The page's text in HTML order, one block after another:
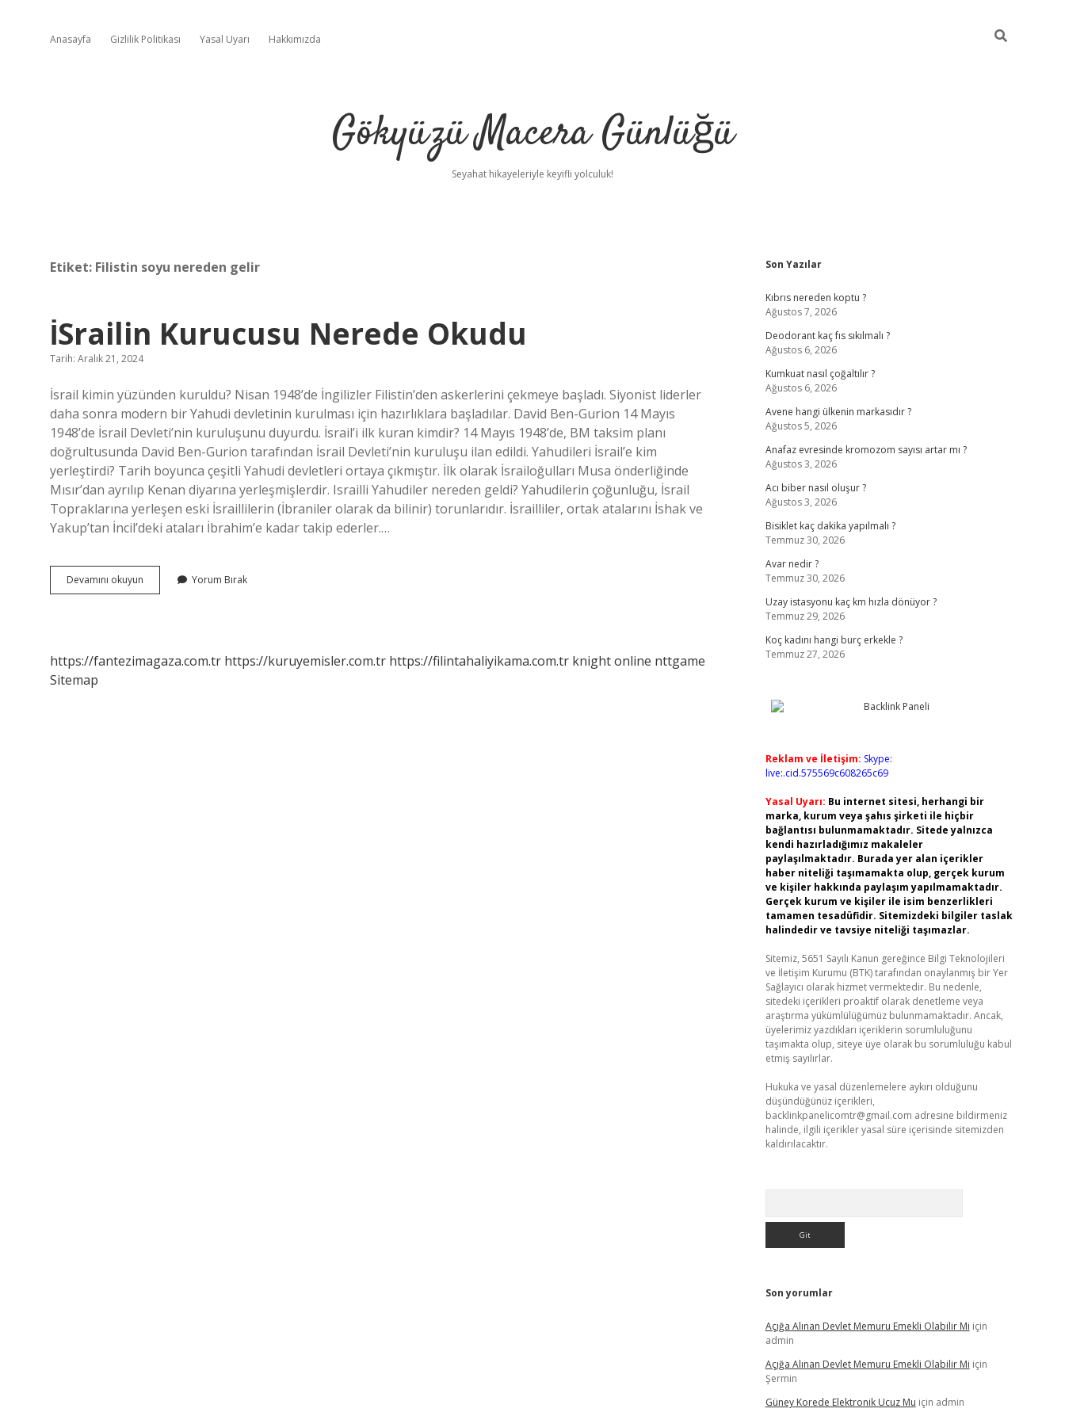
Anasayfa Gizlilik Politikası Yasal Uyarı Hakkımızda
Gökyüzü Macera Günlüğü
Seyahat hikayeleriyle keyifli yolculuk!
Etiket: Filistin soyu nereden gelir
İSrailin Kurucusu Nerede Okudu
Tarih: Aralık 21, 2024
İsrail kimin yüzünden kuruldu? Nisan 1948’de İngilizler Filistin’den askerlerini çekmeye başladı. Siyonist liderler
daha sonra modern bir Yahudi devletinin kurulması için hazırlıklara başladılar. David Ben-Gurion 14 Mayıs
1948’de İsrail Devleti’nin kuruluşunu duyurdu. İsrail’i ilk kuran kimdir? 14 Mayıs 1948’de, BM taksim planı
doğrultusunda David Ben-Gurion tarafından İsrail Devleti’nin kuruluşu ilan edildi. Yahudileri İsrail’e kim
yerleştirdi? Tarih boyunca çeşitli Yahudi devletleri ortaya çıkmıştır. İlk olarak İsrailoğulları Musa önderliğinde
Mısır’dan ayrılıp Kenan diyarına yerleşmişlerdir. Israilli Yahudiler nereden geldi? Yahudilerin çoğunluğu, İsrail
Topraklarına yerleşen eski İsraillilerin (İbraniler olarak da bilinir) torunlarıdır. İsrailliler, ortak atalarını İshak ve
Yakup’tan İncil’deki ataları İbrahim’e kadar takip ederler.…
Devamını okuyun
Kurucusu
Yorum Bırak
https://fantezimagaza.com.tr https://kuruyemisler.com.tr https://filintahaliyikama.com.tr knight online nttgame
Sitemap
Sidebar
Son Yazılar
Kıbrıs nereden koptu ?
Ağustos 7, 2026
Deodorant kaç fıs sıkılmalı ?
Ağustos 6, 2026
Kumkuat nasıl çoğaltılır ?
Ağustos 6, 2026
Avene hangi ülkenin markasıdır ?
Ağustos 5, 2026
Anafaz evresinde kromozom sayısı artar mı ?
Ağustos 3, 2026
Acı biber nasıl oluşur ?
Ağustos 3, 2026
Bisiklet kaç dakika yapılmalı ?
Temmuz 30, 2026
Avar nedir ?
Temmuz 30, 2026
Uzay istasyonu kaç km hızla dönüyor ?
Temmuz 29, 2026
Koç kadını hangi burç erkekle ?
Temmuz 27, 2026
Reklam ve İletişim: Skype:
live:.cid.575569c608265c69
Yasal Uyarı: Bu internet sitesi, herhangi bir
marka, kurum veya şahıs şirketi ile hiçbir
bağlantısı bulunmamaktadır. Sitede yalnızca
kendi hazırladığımız makaleler
paylaşılmaktadır. Burada yer alan içerikler
haber niteliği taşımamakta olup, gerçek kurum
ve kişiler hakkında paylaşım yapılmamaktadır.
Gerçek kurum ve kişiler ile isim benzerlikleri
tamamen tesadüfidir. Sitemizdeki bilgiler taslak
halindedir ve tavsiye niteliği taşımazlar.
Sitemiz, 5651 Sayılı Kanun gereğince Bilgi Teknolojileri
ve İletişim Kurumu (BTK) tarafından onaylanmış bir Yer
Sağlayıcı olarak hizmet vermektedir. Bu nedenle,
sitedeki içerikleri proaktif olarak denetleme veya
araştırma yükümlülüğümüz bulunmamaktadır. Ancak,
üyelerimiz yazdıkları içeriklerin sorumluluğunu
taşımakta olup, siteye üye olarak bu sorumluluğu kabul
etmiş sayılırlar.
Hukuka ve yasal düzenlemelere aykırı olduğunu
düşündüğünüz içerikleri,
backlinkpanelicomtr@gmail.com adresine bildirmeniz
halinde, ilgili içerikler yasal süre içerisinde sitemizden
kaldırılacaktır.
Son yorumlar
Açığa Alınan Devlet Memuru Emekli Olabilir Mi için
admin
Açığa Alınan Devlet Memuru Emekli Olabilir Mi için
Şermin
Güney Korede Elektronik Ucuz Mu için admin